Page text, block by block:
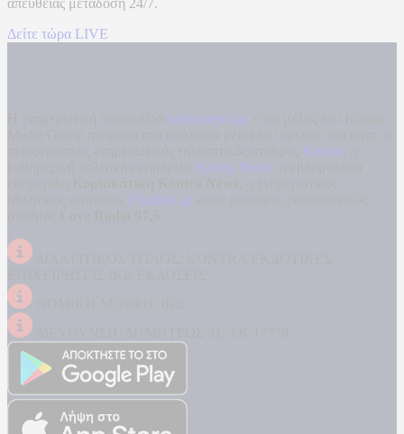
Δείτε τώρα LIVE
kontranews.gr
Kontra
Kontra News
Filathlos.gr